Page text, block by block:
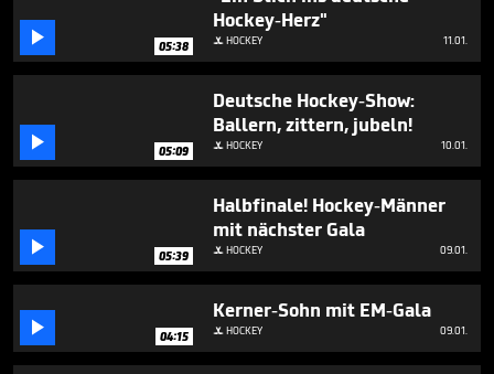
19
seconds
 05:38
Hockey-Herz"
HOCKEY 11.01.
 05:09
Deutsche Hockey-Show:
Ballern, zittern, jubeln!
HOCKEY 10.01.
 05:39
Halbfinale! Hockey-Männer
mit nächster Gala
HOCKEY 09.01.
 04:15
Kerner-Sohn mit EM-Gala
HOCKEY 09.01.